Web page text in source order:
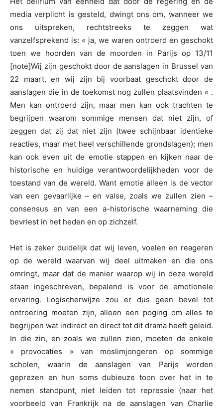
media verplicht is gesteld, dwingt ons om, wanneer we
ons uitspreken, rechtstreeks te zeggen wat
vanzelfsprekend is: « ja, we waren ontroerd en geschokt
toen we hoorden van de moorden in Parijs op 13/11
[note]Wij zijn geschokt door de aanslagen in Brussel van
22 maart, en wij zijn bij voorbaat geschokt door de
aanslagen die in de toekomst nog zullen plaatsvinden « .
Men kan ontroerd zijn, maar men kan ook trachten te
begrijpen waarom sommige mensen dat niet zijn, of
zeggen dat zij dat niet zijn (twee schijnbaar identieke
reacties, maar met heel verschillende grondslagen); men
kan ook even uit de emotie stappen en kijken naar de
historische en huidige verantwoordelijkheden voor de
toestand van de wereld. Want emotie alleen is de vector
van een gevaarlijke – en valse, zoals we zullen zien –
consensus en van een a-historische waarneming die
bevriest in het heden en op zichzelf.
Het is zeker duidelijk dat wij leven, voelen en reageren
op de wereld waarvan wij deel uitmaken en die ons
omringt, maar dat de manier waarop wij in deze wereld
staan ingeschreven, bepalend is voor de emotionele
ervaring. Logischerwijze zou er dus geen bevel tot
ontroering moeten zijn, alleen een poging om alles te
begrijpen wat indirect en direct tot dit drama heeft geleid.
In die zin, en zoals we zullen zien, moeten de enkele
« provocaties » van moslimjongeren op sommige
scholen, waarin de aanslagen van Parijs worden
geprezen en hun soms dubieuze toon over het in te
nemen standpunt, niet leiden tot repressie (naar het
voorbeeld van Frankrijk na de aanslagen van Charlie